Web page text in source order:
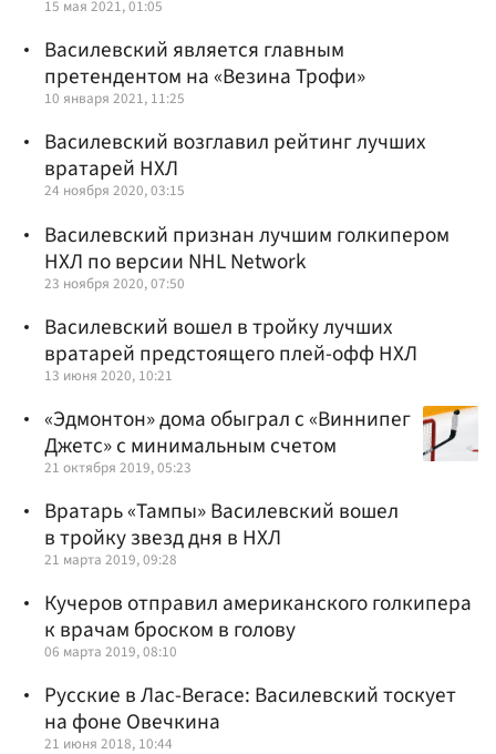
15 мая 2021, 01:05
Василевский является главным
претендентом на «Везина Трофи»
10 января 2021, 11:25
Василевский возглавил рейтинг лучших
вратарей НХЛ
24 ноября 2020, 03:15
Василевский признан лучшим голкипером
НХЛ по версии NHL Network
23 ноября 2020, 07:50
Василевский вошел в тройку лучших
вратарей предстоящего плей-офф НХЛ
13 июня 2020, 10:21
«Эдмонтон» дома обыграл с «Виннипег
Джетс» с минимальным счетом
21 октября 2019, 05:23
Вратарь «Тампы» Василевский вошел
в тройку звезд дня в НХЛ
21 марта 2019, 09:28
Кучеров отправил американского голкипера
к врачам броском в голову
06 марта 2019, 08:10
Русские в Лас-Вегасе: Василевский тоскует
на фоне Овечкина
21 июня 2018, 10:44